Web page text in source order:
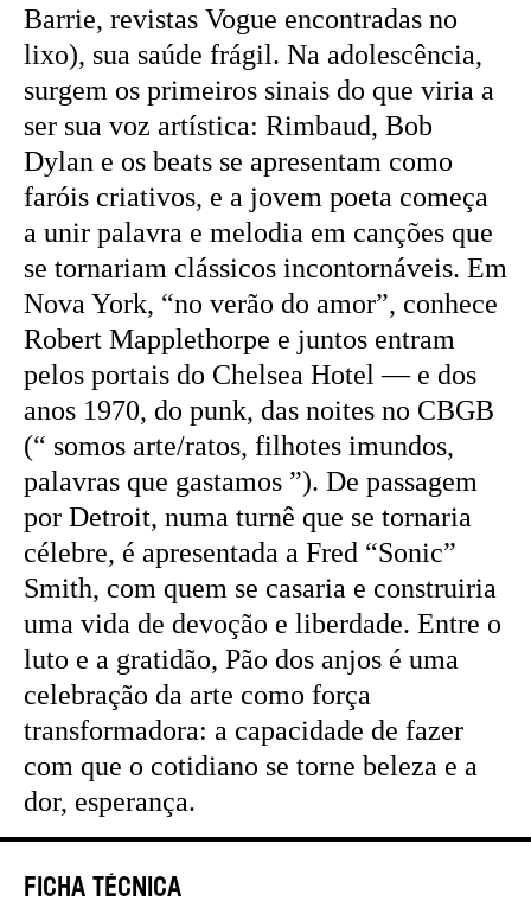
Ficha Técnica
Barrie, revistas Vogue encontradas no
lixo), sua saúde frágil. Na adolescência,
surgem os primeiros sinais do que viria a
ser sua voz artística: Rimbaud, Bob
Dylan e os beats se apresentam como
faróis criativos, e a jovem poeta começa
a unir palavra e melodia em canções que
se tornariam clássicos incontornáveis. Em
Nova York, “no verão do amor”, conhece
Robert Mapplethorpe e juntos entram
pelos portais do Chelsea Hotel — e dos
anos 1970, do punk, das noites no CBGB
(“ somos arte/ratos, filhotes imundos,
palavras que gastamos ”). De passagem
por Detroit, numa turnê que se tornaria
célebre, é apresentada a Fred “Sonic”
Smith, com quem se casaria e construiria
uma vida de devoção e liberdade. Entre o
luto e a gratidão, Pão dos anjos é uma
celebração da arte como força
transformadora: a capacidade de fazer
com que o cotidiano se torne beleza e a
dor, esperança.